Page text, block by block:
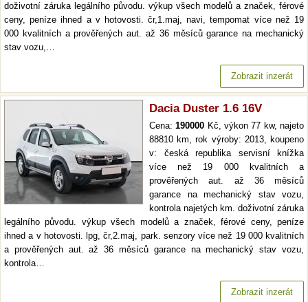
doživotní záruka legálního původu. výkup všech modelů a značek, férové
ceny, peníze ihned a v hotovosti. čr,1.maj, navi, tempomat více než 19
000 kvalitních a prověřených aut. až 36 měsíců garance na mechanický
stav vozu,…
Zobrazit inzerát
Dacia Duster 1.6 16V
Cena:190000 Kč, výkon 77 kw, najeto
88810 km, rok výroby: 2013, koupeno
v: česká republika servisní knížka
více než 19 000 kvalitních a
prověřených aut. až 36 měsíců
garance na mechanický stav vozu,
kontrola najetých km. doživotní záruka
legálního původu. výkup všech modelů a značek, férové ceny, peníze
ihned a v hotovosti. lpg, čr,2.maj, park. senzory více než 19 000 kvalitních
a prověřených aut. až 36 měsíců garance na mechanický stav vozu,
kontrola…
Zobrazit inzerát